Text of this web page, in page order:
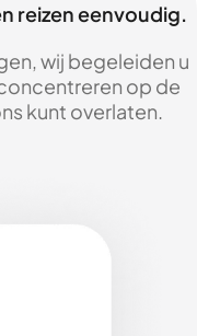
reizen eenvoudig.
wij begeleiden u
op de
kunt overlaten.